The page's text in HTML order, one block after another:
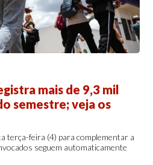
mais de 9,3 mil
semestre; veja os
terça-feira (4) para complementar a
seguem automaticamente